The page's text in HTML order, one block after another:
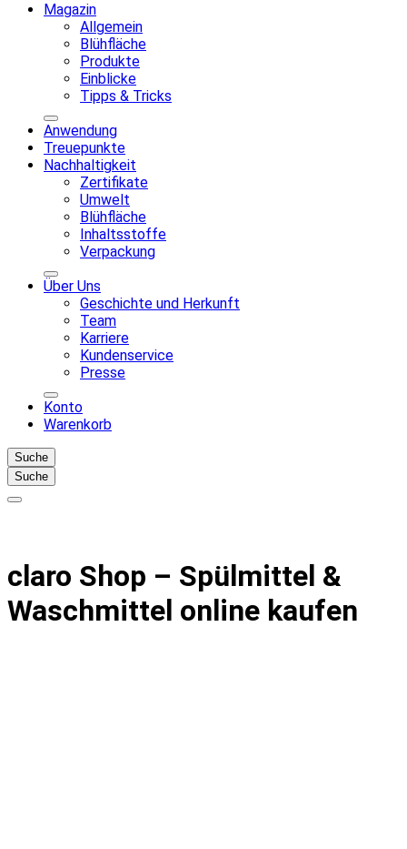
Magazin
Allgemein
Blühfläche
Produkte
Einblicke
Tipps & Tricks
Anwendung
Treuepunkte
Nachhaltigkeit
Zertifikate
Umwelt
Blühfläche
Inhaltsstoffe
Verpackung
Über Uns
Geschichte und Herkunft
Team
Karriere
Kundenservice
Presse
Konto
Warenkorb
Suche
Suche
claro Shop – Spülmittel &
Waschmittel online kaufen